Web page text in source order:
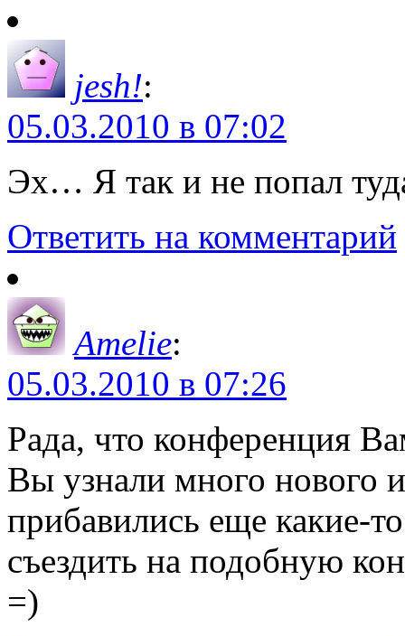
jesh!:
05.03.2010 в 07:02
Эх… Я так и не попал
Ответить на комментарий
Amelie:
05.03.2010 в 07:26
Рада, что конференция
Вы узнали много нового
прибавились еще какие-
съездить на подобную
=)